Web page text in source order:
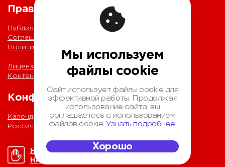
Конференции
Календарь
Россия IV
НОРМЫ ПОВЕДЕНИЯ
НА КОНФЕРЕНЦИИ
Правовая информация
Публичная оферта
Соглашение на обработку персональных данных
Политика обработки персональных данных
Лицензионный договор с Автором
Контентная политика конференции
Мы используем
файлы cookie
Сайт использует файлы cookie для
эффективной работы. Продолжая
использование сайта, вы
соглашаетесь с использованием
файлов cookie.Узнать подробнее.
Хорошо